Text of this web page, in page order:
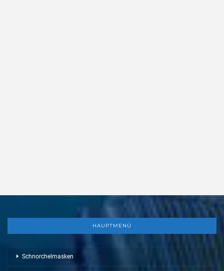
HAUPTMENÜ
Schnorchelmasken